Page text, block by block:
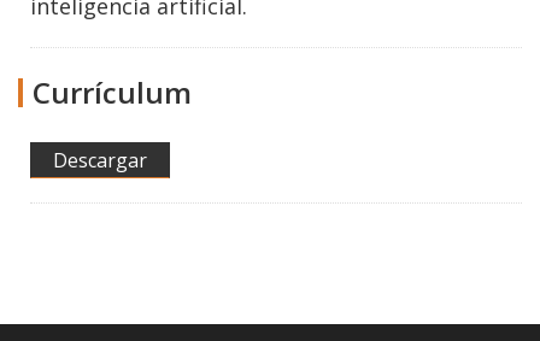
inteligencia artificial.
Currículum
Descargar